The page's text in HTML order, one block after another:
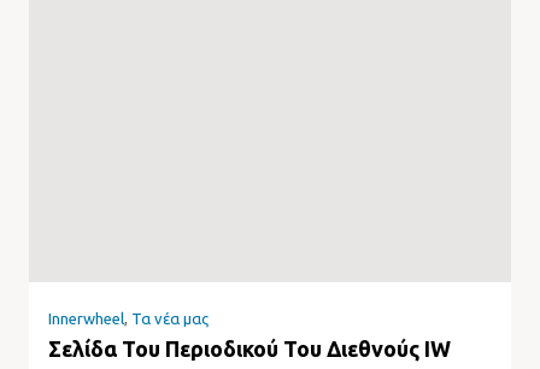
Innerwheel, Τα νέα μας
Σελίδα Του Περιοδικού Του Διεθνούς IW